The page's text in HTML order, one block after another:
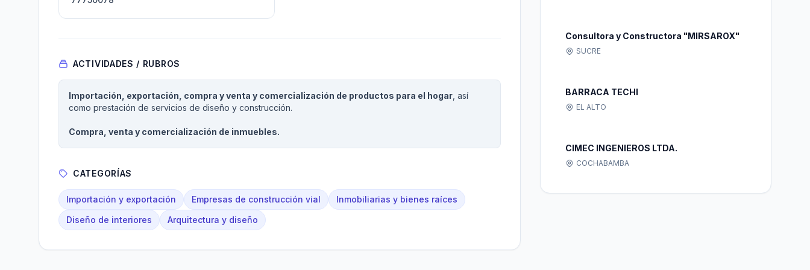
ACTIVIDADES / RUBROS
Importación, exportación, compra y venta y comercialización de productos para el hogar , así
como prestación de servicios de diseño y construcción.
Compra, venta y comercialización de inmuebles.
CATEGORÍAS
Importación y exportación Empresas de construcción vial
Inmobiliarias y bienes raíces
Diseño de interiores
Arquitectura y diseño
Consultora y Constructora "MIRSAROX"
SUCRE
BARRACA TECHI
EL ALTO
CIMEC INGENIEROS LTDA.
COCHABAMBA